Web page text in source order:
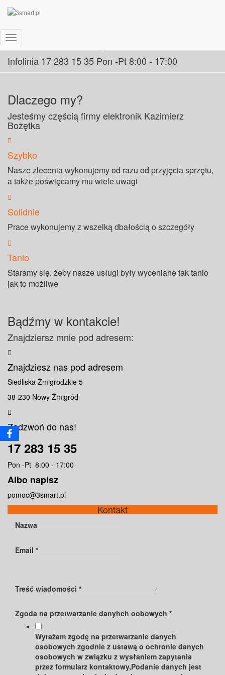
Przełącz Nawigację
Serwis komputerów
Infolinia 17 283 15 35 Pon -Pt 8:00 - 17:00
Dlaczego my?
Jesteśmy częścią firmy elektronik Kazimierz
Bożętka
Szybko
Nasze zlecenia wykonujemy od razu od przyjęcia sprzętu,
a także poświęcamy mu wiele uwagi
Solidnie
Prace wykonujemy z wszelką dbałością o szczegóły
Tanio
Staramy się, żeby nasze usługi były wyceniane tak tanio
jak to możliwe
Bądźmy w kontakcie!
Znajdziersz mnie pod adresem:
Znajdziesz nas pod adresem
Siedliska Żmigrodzkie 5
38-230 Nowy Żmigród
Zadzwoń do nas!
17 283 15 35
Pon -Pt 8:00 - 17:00
Albo napisz
pomoc@3smart.pl
Kontakt
Nazwa
Email *
Treść wiadomości *
Zgoda na przetwarzanie danyhch oobowych *
Wyrażam zgodę na przetwarzanie danych
osobowych zgodnie z ustawą o ochronie danych
osobowych w związku z wysłaniem zapytania
przez formularz kontaktowy,Podanie danych jest